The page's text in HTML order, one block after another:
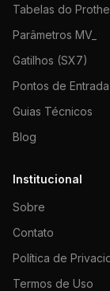
Tabelas do
Parâmetros MV_
Gatilhos (SX7)
Pontos de Entrada
Guias Técnicos
Blog
Institucional
Sobre
Contato
Política de
Termos de Uso